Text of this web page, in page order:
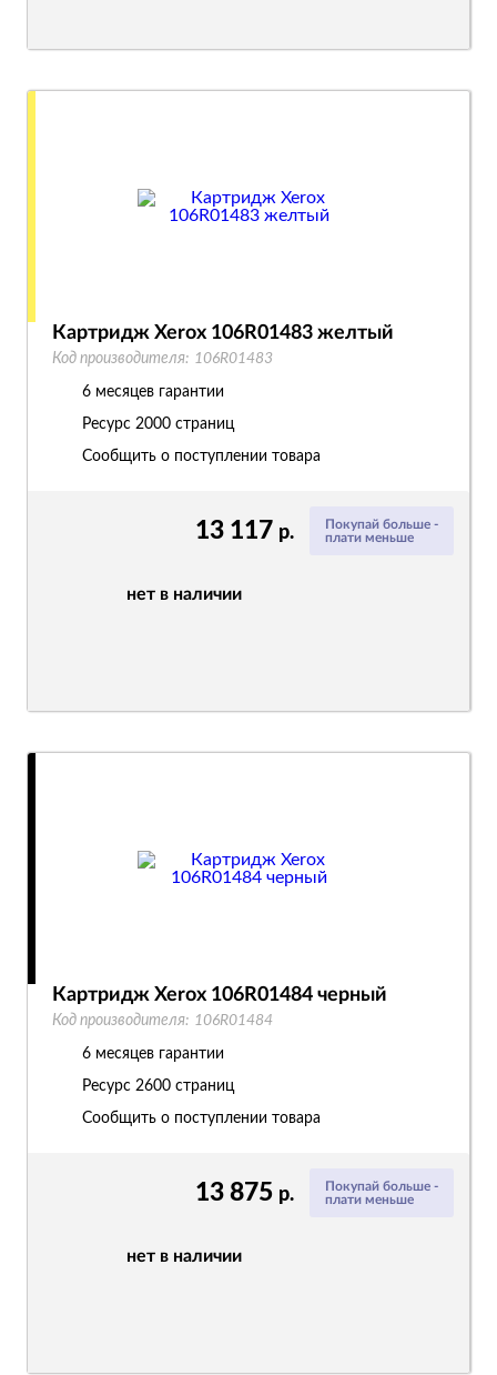
Покупай больше -
плати меньше
13 117 р.
нет в наличии
Картридж Xerox 106R01483 желтый
Код производителя: 106R01483
6 месяцев гарантии
Ресурс 2000 страниц
Сообщить о поступлении товара
Покупай больше -
плати меньше
13 875 р.
нет в наличии
Картридж Xerox 106R01484 черный
Код производителя: 106R01484
6 месяцев гарантии
Ресурс 2600 страниц
Сообщить о поступлении товара